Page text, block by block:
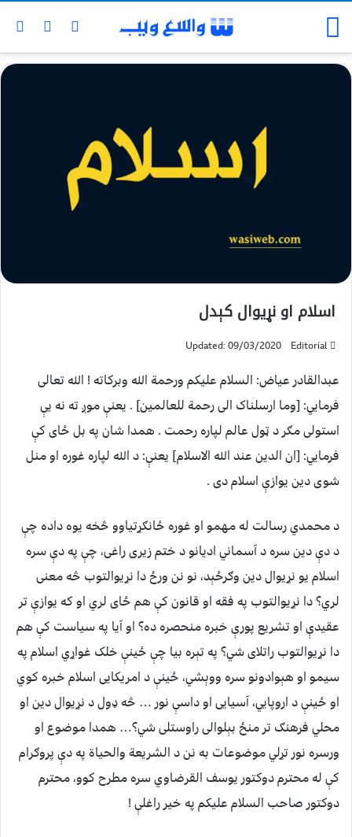
اسلام او نړيوال کېدل
Editorial
Updated: 09/03/2020
عبدالقادر عیاض: السلام علیکم ورحمة الله وبرکاته ! الله تعالی
فرمایي: [وما ارسلناک الی رحمة للعالمین] . یعنې موږ ته نه یې
استولی مګر د ټول عالم لپاره رحمت . همدا شان په بل ځای کې
فرمایي: [ان الدین عند الله الاسلام] یعنې: د الله لپاره غوره او منل
شوی دین یوازې اسلام دی .
د محمدي رسالت له مهمو او غوره ځانګړتیاوو څخه یوه داده چې
د دې دین سره د آسماني ادیانو د ختم زیری راغی، چې په دې سره
اسلام یو نړیوال دین وګرځېد، نو نن ورځ دا نړیوالتوب څه معنی
لري؟ دا نړیوالتوب په فقه او قانون کې هم ځای لري او که یوازې تر
عقیدې او تشریع پورې خبره منحصره ده؟ او آیا په سیاست کې هم
دا نړیوالتوب راتلای شي؟ په تېره بیا چې ځینې خلک غواړي اسلام په
سیمو او هېوادونو سره ووېشي، ځینې د امریکایی اسلام خبره کوي
او ځینې د اروپایي، آسیايی او داسې نور … څه ډول د نړیوال دین او
محلي فرهنګ تر منځ بېلوالی راوستلی شي؟… همدا موضوع او
ورسره نور تړلي موضوعات به نن د الشریعة والحیاة په دې پروګرام
کې له محترم دوکتور یوسف القرضاوي سره مطرح کوو، محترم
دوکتور صاحب السلام علیکم په خیر راغلې !